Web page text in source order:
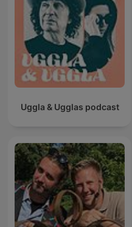
Uggla & Ugglas podcast